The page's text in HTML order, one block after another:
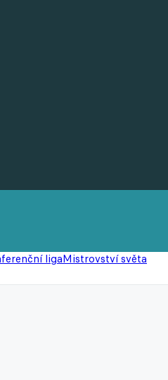
ligaMistrovství světa